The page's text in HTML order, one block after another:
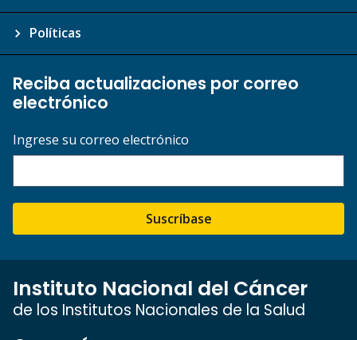
Políticas
Reciba actualizaciones por correo
electrónico
Ingrese su correo electrónico
Suscríbase
Instituto Nacional del Cáncer
de los Institutos Nacionales de la Salud